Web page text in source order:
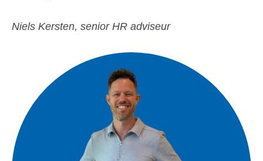
Niels Kersten, senior HR adviseur